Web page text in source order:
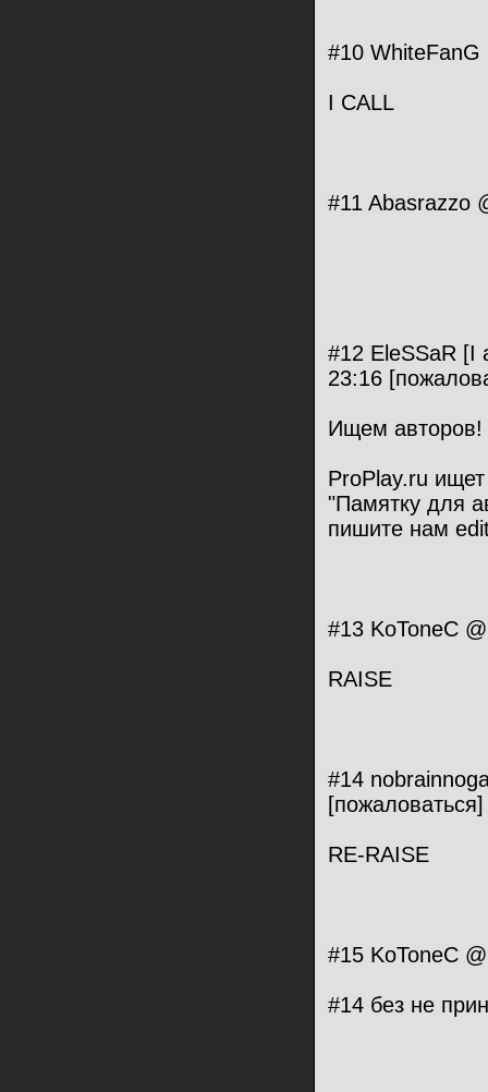
#10 WhiteFаnG
I CALL
#11 Abasrazzo
#12 EleSSaR [I
23:16
Ищем авторов!
ProPlay.ru
"Памятку для
пишите нам
#13 KoToneC
RAISE
#14
[пожаловаться]
RE-RAISE
#15 KoToneC
#14 без не